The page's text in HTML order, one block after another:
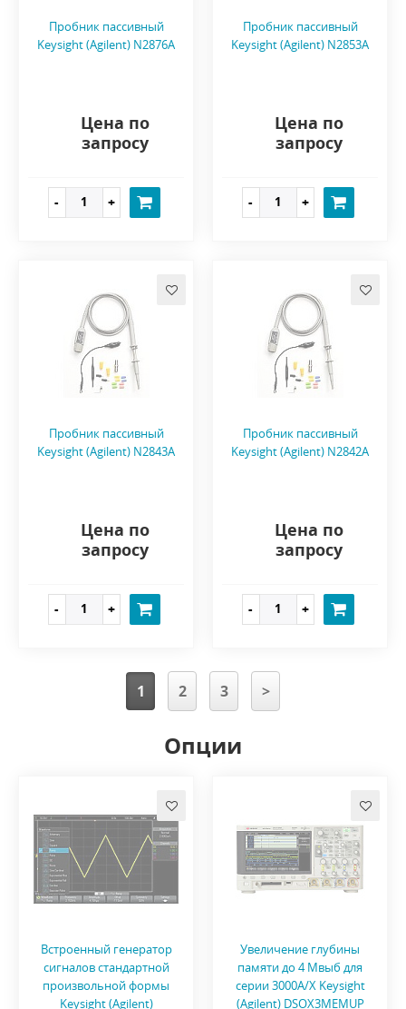
Пробник пассивный
Keysight (Agilent) N2876A
Цена по
запросу
Пробник пассивный
Keysight (Agilent) N2853A
Цена по
запросу
Пробник пассивный
Keysight (Agilent) N2843A
Цена по
запросу
Пробник пассивный
Keysight (Agilent) N2842A
Цена по
запросу
1 2 3 >
Опции
Встроенный генератор
сигналов стандартной
произвольной формы
Keysight (Agilent)
Увеличение глубины
памяти до 4 Mвыб для
серии 3000A/X Keysight
(Agilent) DSOX3MEMUP